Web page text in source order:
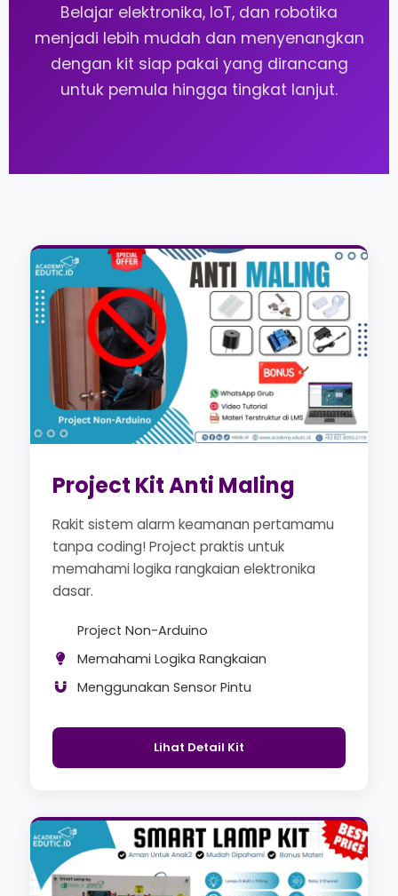
Belajar elektronika, IoT, dan robotika
menjadi lebih mudah dan menyenangkan
dengan kit siap pakai yang dirancang
untuk pemula hingga tingkat lanjut.
Project Kit Anti Maling
Rakit sistem alarm keamanan pertamamu
tanpa coding! Project praktis untuk
memahami logika rangkaian elektronika
dasar.
Project Non-Arduino
Memahami Logika Rangkaian
Menggunakan Sensor Pintu
Lihat Detail Kit